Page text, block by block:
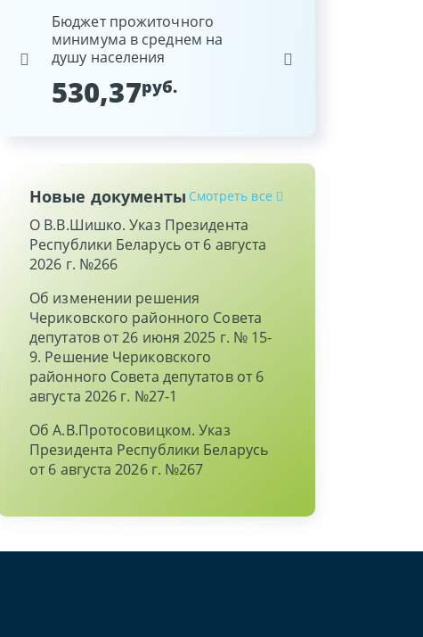
Бюджет прожиточного
минимума в среднем на
душу населения
530,37руб.
Республики Беларусь
Новые документы Смотреть все
О В.В.Шишко. Указ Президента
Республики Беларусь от 6 августа
2026 г. №266
Об изменении решения
Чериковского районного Совета
депутатов от 26 июня 2025 г. № 15-
9. Решение Чериковского
районного Совета депутатов от 6
августа 2026 г. №27-1
Об А.В.Протосовицком. Указ
Президента Республики Беларусь
от 6 августа 2026 г. №267